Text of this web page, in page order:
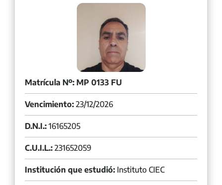
Matrícula Nº: MP 0133 FU
Vencimiento: 23/12/2026
D.N.I.: 16165205
C.U.I.L.: 231652059
Institución que estudió: Instituto CIEC